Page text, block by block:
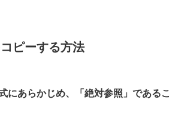
ピーする方法
にあらかじめ、「絶対参照」であるこ